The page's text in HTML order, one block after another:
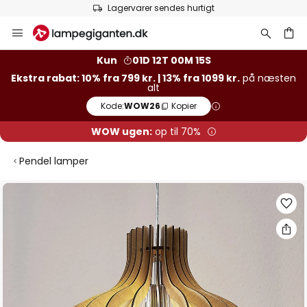
Lagervarer sendes hurtigt
to
Kun
01D 12T 00M 14S
Ekstra rabat: 10% fra 799 kr. | 13% fra 1099 kr. på næsten
alt
Kode:WOW26 Kopier
WOW ugen:op til 70%
Pendel lamper
Gå